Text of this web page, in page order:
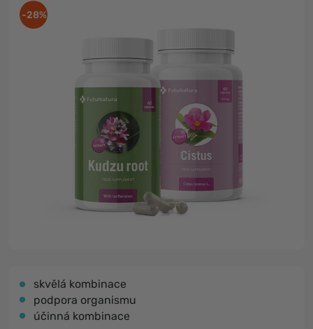
-28%
skvělá kombinace
podpora organismu
účinná kombinace